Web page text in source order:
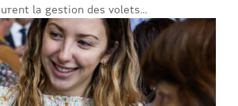
la gestion des volets...